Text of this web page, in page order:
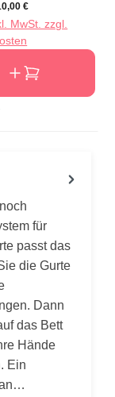
€
MwSt. zzgl.
für
passt das
die Gurte
Dann
das Bett
Hände
Ein